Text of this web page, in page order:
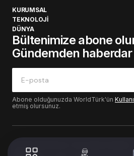
KURUMSAL
TEKNOLOJİ
DÜNYA
Bültenimize abone
Gündemden
Abone olduğunuzda WorldTürk'ün
etmiş olursunuz.
© 2024 WorldTurk. Tüm Hakları Saklıdır.
Volion's